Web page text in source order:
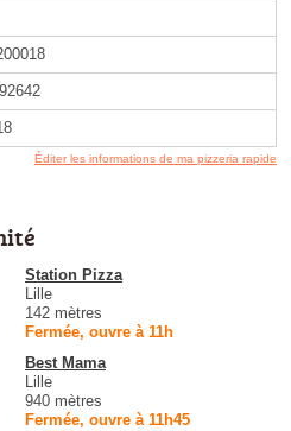
Éditer les informations de ma pizzeria rapide
Station Pizza
Lille
142 mètres
Fermée, ouvre à 11h
Best Mama
Lille
940 mètres
Fermée, ouvre à 11h45